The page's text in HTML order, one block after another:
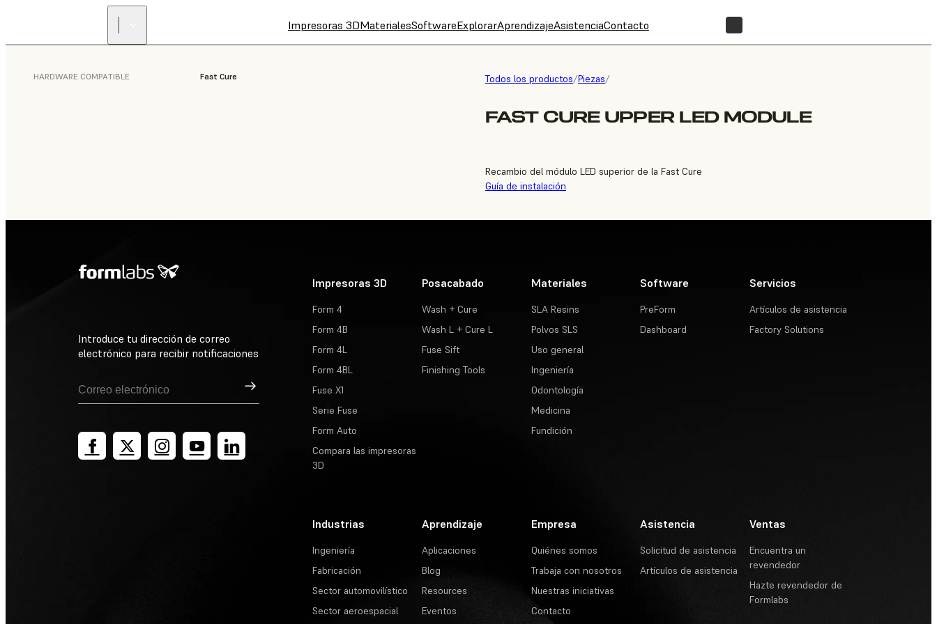
Impresoras 3DMaterialesSoftwareExplorarAprendizajeAsistenciaContacto
Todos los productos/Piezas/
FAST CURE UPPER LED MODULE
HARDWARE COMPATIBLE Fast Cure
Recambio del módulo LED superior de la Fast Cure
Guía de instalación
Introduce tu dirección de correo
electrónico para recibir notificaciones
Suscribirse
Impresoras 3D
Form 4
Form 4B
Form 4L
Form 4BL
Fuse X1
Serie Fuse
Form Auto
Compara las impresoras
3D
Posacabado
Wash + Cure
Wash L + Cure L
Fuse Sift
Finishing Tools
Materiales
SLA Resins
Polvos SLS
Uso general
Ingeniería
Odontología
Medicina
Fundición
Software
PreForm
Dashboard
Servicios
Artículos de asistencia
Factory Solutions
Industrias
Ingeniería
Fabricación
Sector automovilístico
Sector aeroespacial
Aprendizaje
Aplicaciones
Blog
Resources
Eventos
Empresa
Quiénes somos
Trabaja con nosotros
Nuestras iniciativas
Contacto
Asistencia
Solicitud de asistencia
Artículos de asistencia
Ventas
Encuentra un
revendedor
Hazte revendedor de
Formlabs